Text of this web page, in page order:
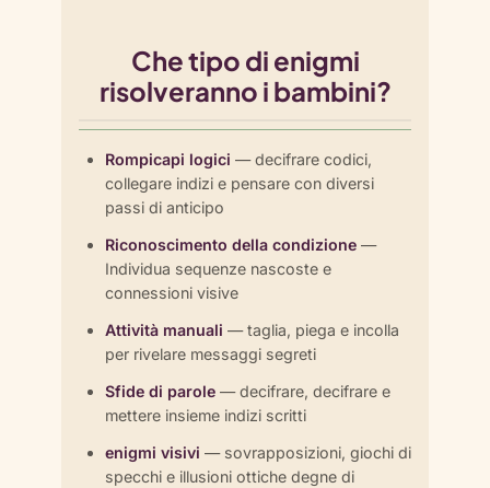
Che tipo di enigmi
risolveranno i bambini?
Rompicapi logici — decifrare codici,
collegare indizi e pensare con diversi
passi di anticipo
Riconoscimento della condizione —
Individua sequenze nascoste e
connessioni visive
Attività manuali — taglia, piega e incolla
per rivelare messaggi segreti
Sfide di parole — decifrare, decifrare e
mettere insieme indizi scritti
enigmi visivi — sovrapposizioni, giochi di
specchi e illusioni ottiche degne di